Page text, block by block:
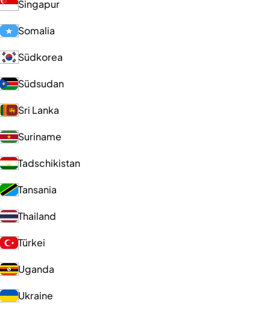
Singapur
Somalia
Südkorea
Südsudan
Sri Lanka
Suriname
Tadschikistan
Tansania
Thailand
Türkei
Uganda
Ukraine